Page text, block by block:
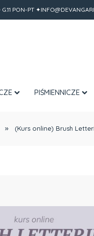
PON-PT
PIŚMIENNICZE
» (Kurs online) Brush